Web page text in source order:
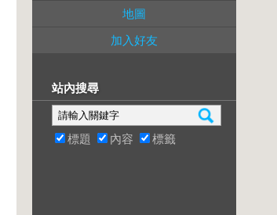
地圖
加入好友
站內搜尋
標題 內容 標籤